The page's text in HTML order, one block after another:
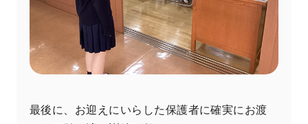
最後に、お迎えにいらした保護者に確実にお渡